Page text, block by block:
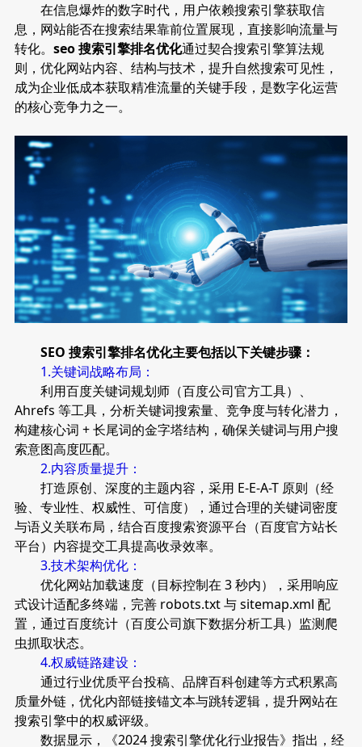
在信息爆炸的数字时代，用户依赖搜索引擎获取信
息，网站能否在搜索结果靠前位置展现，直接影响流量与
转化。 seo 搜索引擎排名优化通过契合搜索引擎算法规
则，优化网站内容、结构与技术，提升自然搜索可见性，
成为企业低成本获取精准流量的关键手段，是数字化运营
的核心竞争力之一。
SEO 搜索引擎排名优化主要包括以下关键步骤：
1.关键词战略布局：
利用百度关键词规划师（百度公司官方工具）、
Ahrefs 等工具，分析关键词搜索量、竞争度与转化潜力，
构建核心词 + 长尾词的金字塔结构，确保关键词与用户搜
索意图高度匹配。
2.内容质量提升：
打造原创、深度的主题内容，采用 E-E-A-T 原则（经
验、专业性、权威性、可信度），通过合理的关键词密度
与语义关联布局，结合百度搜索资源平台（百度官方站长
平台）内容提交工具提高收录效率。
3.技术架构优化：
优化网站加载速度（目标控制在 3 秒内），采用响应
式设计适配多终端，完善 robots.txt 与 sitemap.xml 配
置，通过百度统计（百度公司旗下数据分析工具）监测爬
虫抓取状态。
4.权威链路建设：
通过行业优质平台投稿、品牌百科创建等方式积累高
质量外链，优化内部链接锚文本与跳转逻辑，提升网站在
搜索引擎中的权威评级。
数据显示，《2024 搜索引擎优化行业报告》指出，经